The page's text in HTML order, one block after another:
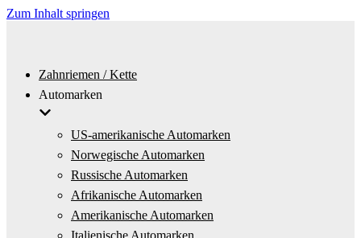
Zum Inhalt springen
Zahnriemen / Kette
Automarken
US-amerikanische Automarken
Norwegische Automarken
Russische Automarken
Afrikanische Automarken
Amerikanische Automarken
Italienische Automarken